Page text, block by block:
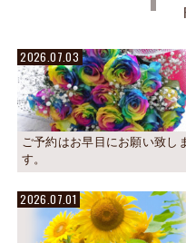
2026.07.03
ご予約はお早目にお願い致し
す。
2026.07.01